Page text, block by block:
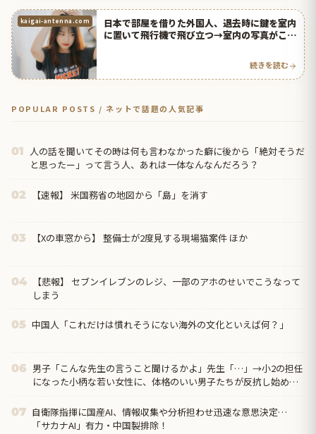
kaigai-antenna.com
日本で部屋を借りた外国人、退去時に鍵を室内
に置いて飛行機で飛び立つ→室内の写真がこち
続きを読む
POPULAR POSTS / ネットで話題の人気記事
01 人の話を聞いてその時は何も言わなかった癖に後から「絶対そうだ
と思ったー」って言う人、あれは一体なんなんだろう？
02 【速報】 米国務省の地図から「島」を消す
03 【Xの車窓から】 整備士が2度見する現場猫案件 ほか
04
【悲報】 セブンイレブンのレジ、一部のアホのせいでこうなって
しまう
05 中国人「これだけは慣れそうにない海外の文化といえば何？」
06 男子「こんな先生の言うこと聞けるかよ」先生「…」→小2の担任
になった小柄な若い女性に、体格のいい男子たちが反抗し始め…
07 自衛隊指揮に国産AI、情報収集や分析担わせ迅速な意思決定…
「サカナAI」有力・中国製排除！